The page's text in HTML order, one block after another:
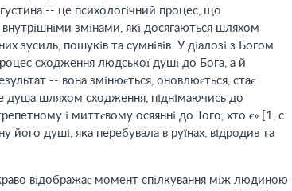
-- це психологічний процес, що
змінами, які досягаються шляхом
зусиль, пошуків та сумнівів. У діалозі з Богом
сходження людської душі до Бога, а й
-- вона змінюється, оновлюється, стає
шляхом сходження, піднімаючись до
і миттєвому осяянні до Того, хто є» [1, с.
його душі, яка перебувала в руїнах, відродив та
відображає момент спілкування між людиною